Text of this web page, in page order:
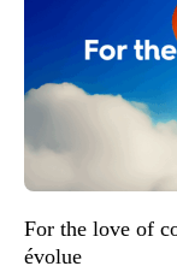
For the love of
évolue